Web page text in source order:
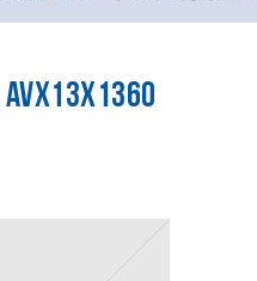
AVX13X1360